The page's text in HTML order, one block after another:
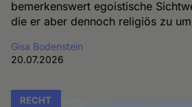
bemerkenswert egoistische
die er aber dennoch religiös zu
Gisa Bodenstein
20.07.2026
RECHT